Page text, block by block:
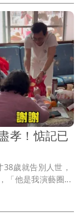
孝！惦記已
歲就告別人世，
「他是我演藝圈...